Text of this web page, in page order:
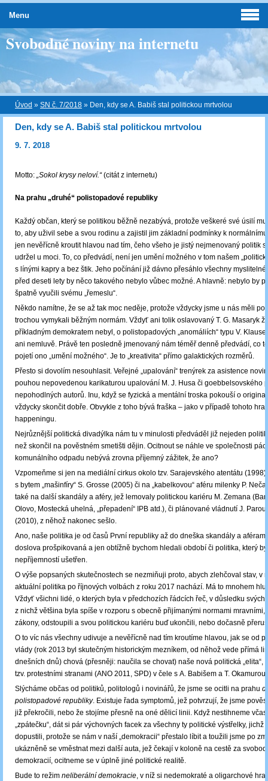
Svobodné noviny na internetu
Úvod » SN č. 7/2018 » Den, kdy se A. Babiš stal politickou mrtvolou
Den, kdy se A. Babiš stal politickou mrtvolou
9. 7. 2018
Motto: „Sokol krysy neloví.“(citát z internetu)
Na prahu „druhé“ polistopadové republiky
Každý občan, který se politikou běžně nezabývá, protože veškeré své úsilí
to, aby uživil sebe a svou rodinu a zajistil jim základní podmínky k
jen nevěřícně kroutit hlavou nad tím, čeho všeho je jistý nejmenovaný politik
udržel u moci. To, co předvádí, není jen umění možného v tom našem
s línými kapry a bez štik. Jeho počínání již dávno přesáhlo všechny
před deseti lety by něco takového nebylo vůbec možné. A hlavně: nebylo by
špatně vyučili svému „řemeslu“.
Někdo namítne, že se až tak moc neděje, protože vždycky jsme u nás měli
trochou vymykali běžným normám. Vždyť ani tolik oslavovaný T. G. Masaryk
příkladným demokratem nebyl, o polistopadových „anomáliích“ typu V.
ani nemluvě. Právě ten posledně jmenovaný nám téměř denně předvádí, co
pojetí ono „umění možného“. Je to „kreativita“ přímo galaktických rozměrů.
Přesto si dovolím nesouhlasit. Veřejné „upalování“ trenýrek za asistence
pouhou nepovedenou karikaturou upalování M. J. Husa či goebbelsovského
nepohodlných autorů. Inu, když se fyzická a mentální troska pokouší o
vždycky skončit dobře. Obvykle z toho bývá fraška – jako v případě tohoto
happeningu.
Nejrůznější politická divadýlka nám tu v minulosti předváděl již nejeden
než skončil na pověstném smetišti dějin. Ocitnout se náhle ve společnosti
komunálního odpadu nebývá zrovna příjemný zážitek, že ano?
Vzpomeňme si jen na mediální cirkus okolo tzv. Sarajevského atentátu
s bytem „mašinfíry“ S. Grosse (2005) či na „kabelkovou“ aféru milenky P.
také na další skandály a aféry, jež lemovaly politickou kariéru M. Zemana
Olovo, Mostecká uhelná, „přepadení“ IPB atd.), či plánované vládnutí J.
(2010), z něhož nakonec sešlo.
Ano, naše politika je od časů První republiky až do dneška skandály a
doslova prošpikovaná a jen obtížně bychom hledali období či politika, který
nepříjemností ušetřen.
O výše popsaných skutečnostech se nezmiňuji proto, abych zlehčoval stav, v
aktuální politika po říjnových volbách z roku 2017 nachází. Má to mnohem
Vždyť všichni lidé, o kterých byla v předchozích řádcích řeč, v důsledku svých
z nichž většina byla spíše v rozporu s obecně přijímanými normami mravními,
zákony, odstoupili a svou politickou kariéru buď ukončili, nebo dočasně
O to víc nás všechny udivuje a nevěřícně nad tím kroutíme hlavou, jak se od
vlády (rok 2013 byl skutečným historickým mezníkem, od něhož vede přímá
dnešních dnů) chová (přesněji: naučila se chovat) naše nová politická „elita“,
tzv. protestními stranami (ANO 2011, SPD) v čele s A. Babišem a T. Okamurou.
Slýcháme občas od politiků, politologů i novinářů, že jsme se ocitli na prahu
polistopadové republiky. Existuje řada symptomů, jež potvrzují, že jsme
již překročili, nebo že stojíme přesně na oné dělicí linii. Když nestihneme
„zpátečku“, dát si pár výchovných facek za všechny ty politické výstřelky, jichž
dopustili, protože se nám v naší „demokracii“ přestalo líbit a toužili jsme po
ukázněně se vměstnat mezi další auta, jež čekají v koloně na cestě za
demokracií, ocitneme se v úplně jiné politické realitě.
Bude to režim neliberální demokracie, v níž si nedemokraté a oligarchové
Menu